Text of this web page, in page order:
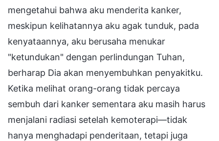
mengetahui bahwa aku menderita kanker,
meskipun kelihatannya aku agak tunduk, pada
kenyataannya, aku berusaha menukar
"ketundukan" dengan perlindungan Tuhan,
berharap Dia akan menyembuhkan penyakitku.
Ketika melihat orang-orang tidak percaya
sembuh dari kanker sementara aku masih harus
menjalani radiasi setelah kemoterapi—tidak
hanya menghadapi penderitaan, tetapi juga